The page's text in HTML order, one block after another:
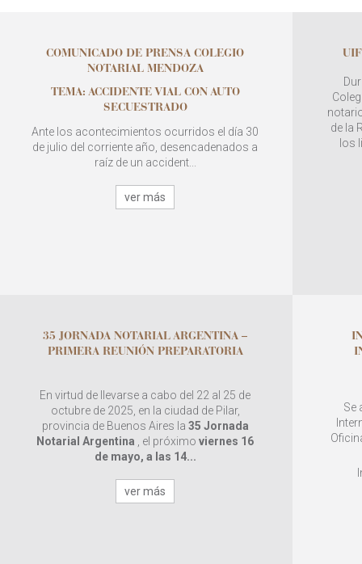
COMUNICADO DE PRENSA COLEGIO
NOTARIAL MENDOZA
TEMA: ACCIDENTE VIAL CON AUTO
SECUESTRADO
Ante los acontecimientos ocurridos el día 30
de julio del corriente año, desencadenados a
raíz de un accident...
ver más
de la
los
35 JORNADA NOTARIAL ARGENTINA –
PRIMERA REUNIÓN PREPARATORIA
En virtud de llevarse a cabo del 22 al 25 de
octubre de 2025, en la ciudad de Pilar,
provincia de Buenos Aires la 35 Jornada
Notarial Argentina , el próximoviernes 16
de mayo, a las 14...
ver más
Se